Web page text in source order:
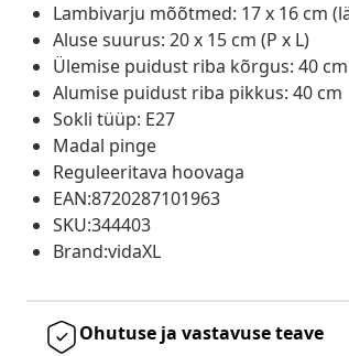
Lambivarju mõõtmed: 17 x 16 cm
Aluse suurus: 20 x 15 cm (P x L)
Ülemise puidust riba kõrgus: 40 cm
Alumise puidust riba pikkus: 40 cm
Sokli tüüp: E27
Madal pinge
Reguleeritava hoovaga
EAN:8720287101963
SKU:344403
Brand:vidaXL
Ohutuse ja vastavuse teave